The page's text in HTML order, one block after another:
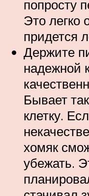
попросту
Это легко
придется
Держите
надежной
Бывает
клетку.
хомяк
убежать.